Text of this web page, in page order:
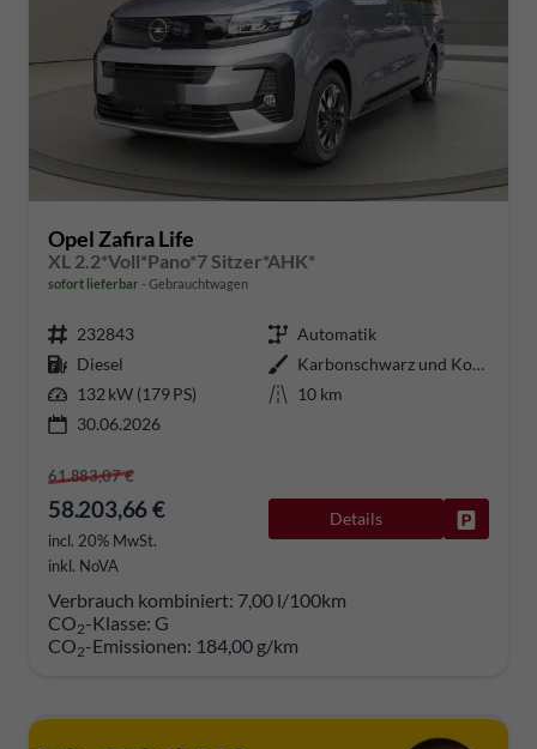
Opel Zafira Life
XL 2.2*Voll*Pano*7 Sitzer*AHK*
sofort lieferbar Gebrauchtwagen
232843
Automatik
Diesel
Karbonschwarz und Kontrastgrau
132 kW (179 PS)
10 km
30.06.2026
61.883,07 €
58.203,66 €
incl. 20% MwSt.
inkl. NoVA
Details
Verbrauch kombiniert: 7,00 l/100km
CO2-Klasse: G
CO2-Emissionen: 184,00 g/km